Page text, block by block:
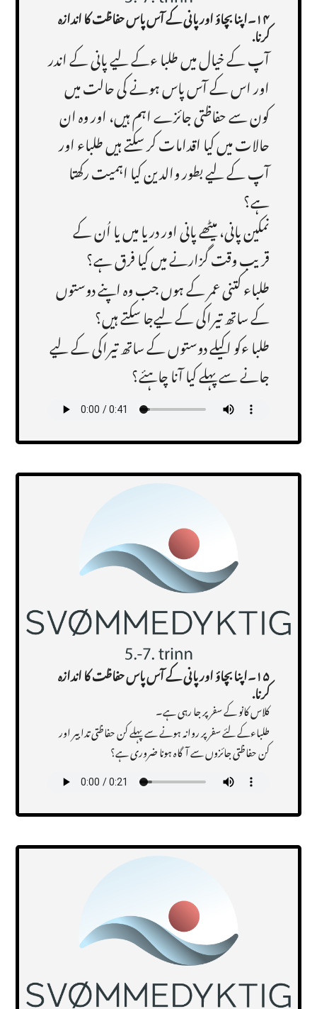
۱۴۔ اپنا بچاؤ اور پانی کے آس پاس حفاظت کا اندازہ
کرنا.
آپ کے خیال میں طلبا ءکے لیے پانی کے اندر
اور اس کے آس پاس ہونے کی حالت میں
کون سے حفاظتی جائزے اہم ہیں، اور وہ ان
حالات میں کیا اقدامات کر سکتے ہیں طلباء اور
آپ کے لیے بطور والدین کیا اہمیت رکھتا
ہے؟
نمکین پانی، میٹھے پانی اور دریا میں یا اُن کے
قریب وقت گزارنے میں کیا فرق ہے؟
طلباء کتنی عمر کے ہوں جب وہ اپنے دوستوں
کے ساتھ تیراکی کے لیےجا سکتے ہیں؟
طلبا ءکو اکیلے دوستوں کے ساتھ تیراکی کے لیے
جانے سے پہلے کیا آنا چاہئے؟
۱۵۔اپنا بچاؤ اور پانی کے آس پاس حفاظت کا اندازہ
کرنا.
کلاس کانو کے سفر پر جا رہی ہے۔
طلباءکے لئے سفر پر روانہ ہونے سے پہلے کن حفاظتی تدابیر اور
کن حفاظتی جائزوں سے آگاہ ہونا ضروری ہے؟